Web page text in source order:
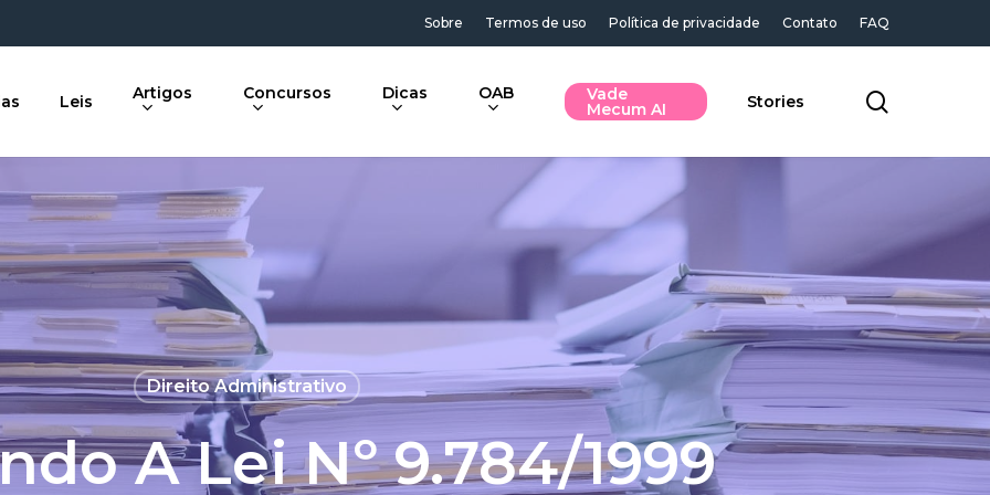
Sobre Termos de uso Política de privacidade Contato FAQ
Leis Artigos Concursos Dicas OAB Vade
Mecum AI Stories
Direito Administrativo
A Lei Nº 9.784/1999